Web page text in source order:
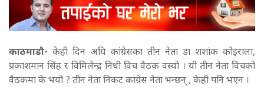
काठमाडौ- केही दिन अघि कांग्रेसका तीन नेता डा शशांक कोइराला,
प्रकाशमान सिंह र विमिलेन्द्र निधी विच वैठक वस्यो । यी तीन नेता विचको
वैठकमा के भयो ? तीन नेता निकट कांग्रेस नेता भन्छन् , केही पनि भएन ।